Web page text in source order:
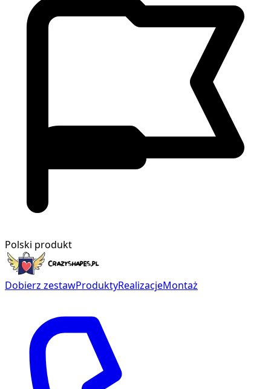
Polski produkt
Dobierz zestawProduktyRealizacjeMontaż